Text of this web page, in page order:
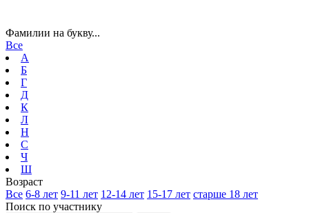
Фамилии на букву...
Все
А
Б
Г
Д
К
Л
Н
С
Ч
Ш
Возраст
Все 6-8 лет 9-11 лет 12-14 лет 15-17 лет старше 18 лет
Поиск по участнику